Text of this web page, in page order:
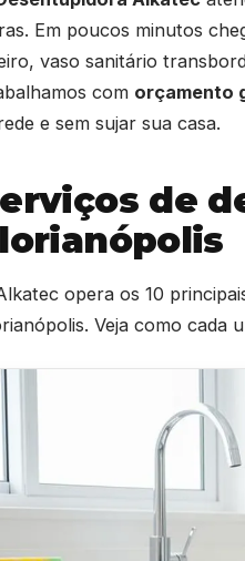
Em poucos minutos
vaso sanitário
com orçamento
e sem sujar sua casa.
de
opera os 10
Veja como cada